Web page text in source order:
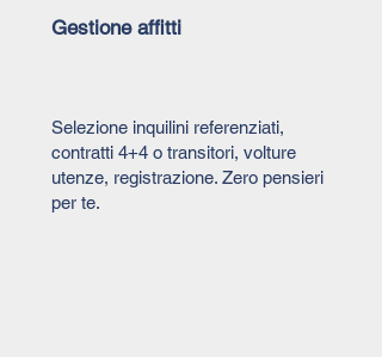
Gestione affitti
Selezione inquilini referenziati,
contratti 4+4 o transitori, volture
utenze, registrazione. Zero pensieri
per te.